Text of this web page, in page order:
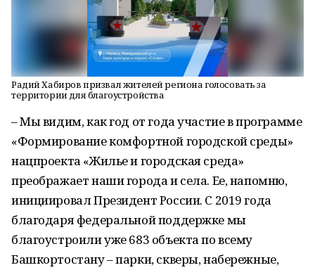
Радий Хабиров призвал жителей региона голосовать за
территории для благоустройства
– Мы видим, как год от года участие в программе
«Формирование комфортной городской среды»
нацпроекта «Жилье и городская среда»
преображает наши города и села. Ее, напомню,
инициировал Президент России. С 2019 года
благодаря федеральной поддержке мы
благоустроили уже 683 объекта по всему
Башкортостану – парки, скверы, набережные,